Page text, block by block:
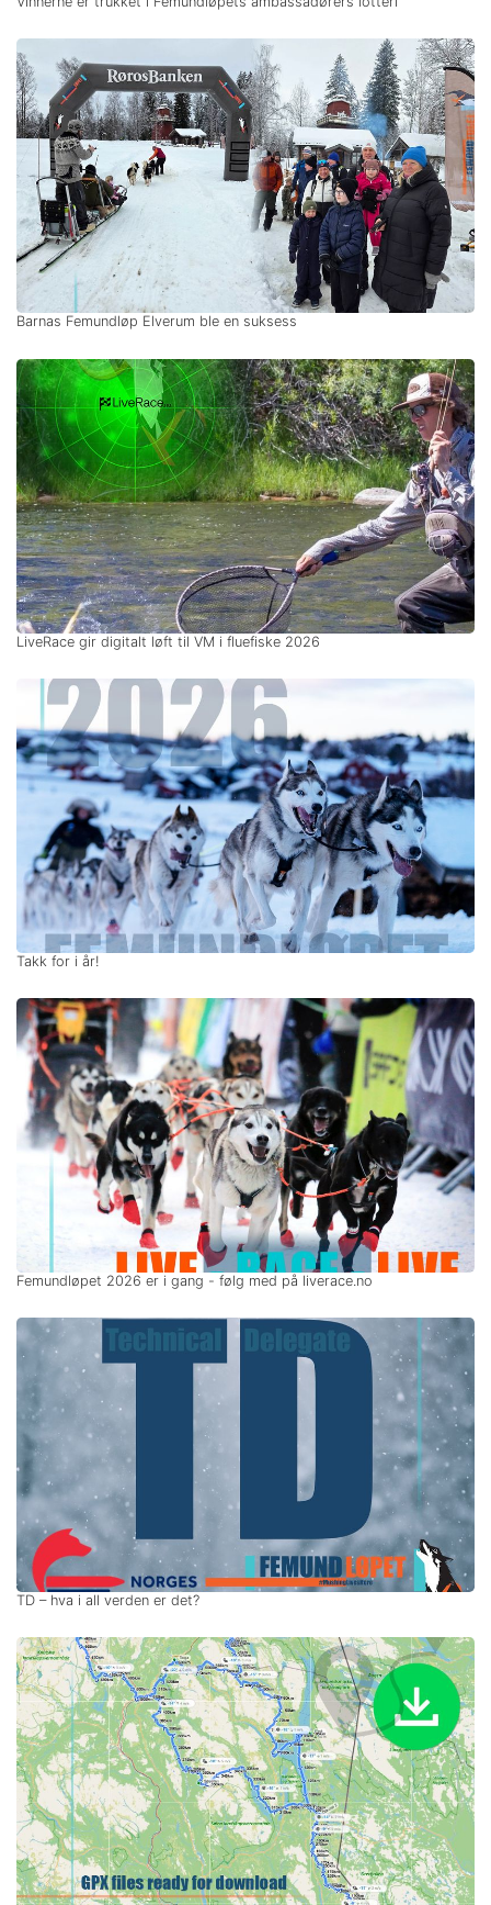
Barnas Femundløp Elverum ble en suksess
LiveRace gir digitalt løft til VM i fluefiske 2026
Takk for i år!
Femundløpet 2026 er i gang - følg med på liverace.no
TD – hva i all verden er det?